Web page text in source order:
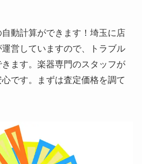
動計算ができます！埼玉に店
営していますので、トラブル
ます。楽器専門のスタッフが
です。まずは査定価格を調て